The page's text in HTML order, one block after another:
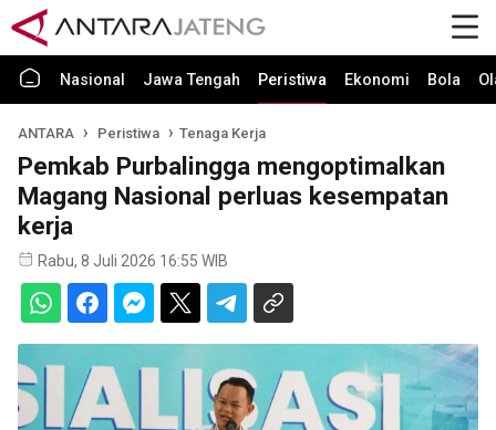
Nasional Jawa Tengah Peristiwa Ekonomi Bola
ANTARA Peristiwa Tenaga Kerja
Pemkab Purbalingga mengoptimalkan
Magang Nasional perluas kesempatan
kerja
Rabu, 8 Juli 2026 16:55 WIB